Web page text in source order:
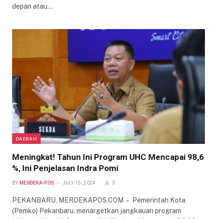
depan atau…
DAERAH
Meningkat! Tahun Ini Program UHC Mencapai 98,6
%, Ini Penjelasan Indra Pomi
BY MERDEKA-POS JULY 15, 2024 3
PEKANBARU, MERDEKAPOS.COM – Pemerintah Kota
(Pemko) Pekanbaru, menargetkan jangkauan program